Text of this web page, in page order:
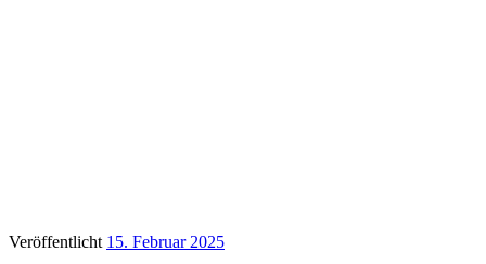
Veröffentlicht 15. Februar 2025